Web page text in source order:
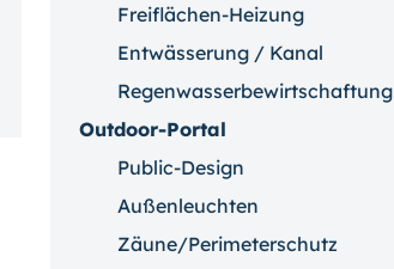
Freiflächen-Heizung
Entwässerung / Kanal
Regenwasserbewirtschaftung
Outdoor-Portal
Public-Design
Außenleuchten
Zäune/Perimeterschutz